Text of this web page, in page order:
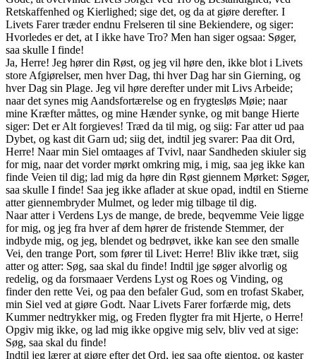
Retskaffenhed og Kierlighed; sige det, og da at giøre derefter. I
Livets Farer træder endnu Frelseren til sine Bekiendere, og siger:
Hvorledes er det, at I ikke have Tro? Men han siger ogsaa: Søger,
saa skulle I finde!
Ja, Herre! Jeg hører din Røst, og jeg vil høre den, ikke blot i Livets
store Afgiørelser, men hver Dag, thi hver Dag har sin Gierning, og
hver Dag sin Plage. Jeg vil høre derefter under mit Livs Arbeide;
naar det synes mig Aandsfortærelse og en frygtesløs Møie; naar
mine Kræfter måttes, og mine Hænder synke, og mit bange Hierte
siger: Det er Alt forgieves! Træd da til mig, og siig: Far atter ud paa
Dybet, og kast dit Garn ud; siig det, indtil jeg svarer: Paa dit Ord,
Herre! Naar min Siel omtaages af Tvivl, naar Sandheden skiuler sig
for mig, naar det vorder mørkt omkring mig, i mig, saa jeg ikke kan
finde Veien til dig; lad mig da høre din Røst giennem Mørket: Søger,
saa skulle I finde! Saa jeg ikke aflader at skue opad, indtil en Stierne
atter giennembryder Mulmet, og leder mig tilbage til dig.
Naar atter i Verdens Lys de mange, de brede, beqvemme Veie ligge
for mig, og jeg fra hver af dem hører de fristende Stemmer, der
indbyde mig, og jeg, blendet og bedrøvet, ikke kan see den smalle
Vei, den trange Port, som fører til Livet: Herre! Bliv ikke træt, siig
atter og atter: Søg, saa skal du finde! Indtil jge søger alvorlig og
redelig, og da forsmaaer Verdens Lyst og Roes og Vinding, og
finder den rette Vei, og paa den befaler Gud, som en trofast Skaber,
min Siel ved at giøre Godt. Naar Livets Farer forfærde mig, dets
Kummer nedtrykker mig, og Freden flygter fra mit Hjerte, o Herre!
Opgiv mig ikke, og lad mig ikke opgive mig selv, bliv ved at sige:
Søg, saa skal du finde!
Indtil jeg lærer at giøre efter det Ord, jeg saa ofte gientog, og kaster